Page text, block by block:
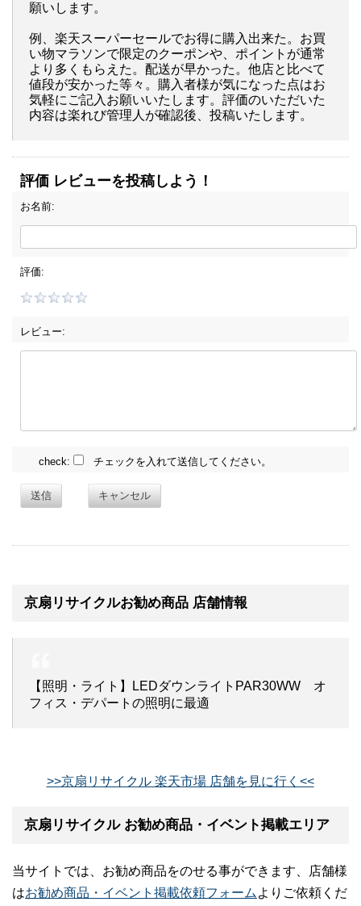
願いします。
例、楽天スーパーセールでお得に購入出来た。お買
い物マラソンで限定のクーポンや、ポイントが通常
より多くもらえた。配送が早かった。他店と比べて
値段が安かった等々。購入者様が気になった点はお
気軽にご記入お願いいたします。評価のいただいた
内容は楽れび管理人が確認後、投稿いたします。
評価 レビューを投稿しよう！
お名前:
評価:
レビュー:
check: チェックを入れて送信してください。
送信 キャンセル
京扇リサイクルお勧め商品 店舗情報
【照明・ライト】LEDダウンライトPAR30WW オ
フィス・デパートの照明に最適
>>京扇リサイクル 楽天市場 店舗を見に行く<<
京扇リサイクル お勧め商品・イベント掲載エリア
当サイトでは、お勧め商品をのせる事ができます、店舗様
はお勧め商品・イベント掲載依頼フォーム よりご依頼くだ